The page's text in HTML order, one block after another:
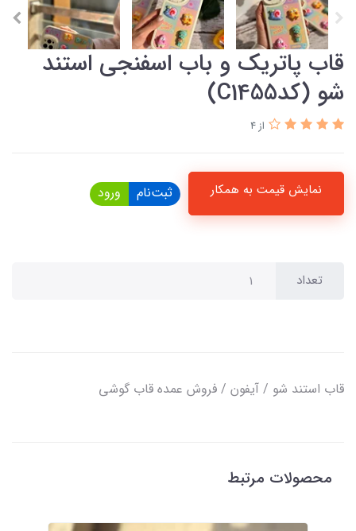
قاب پاتریک و باب اسفنجی استند
شو (کدC1455)
از 4
نمایش قیمت به همکار ثبت‌نام ورود
تعداد
قاب استند شو / آیفون / فروش عمده قاب گوشی
محصولات مرتبط